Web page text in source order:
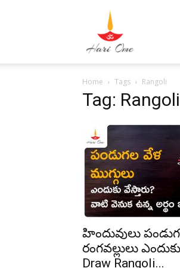
Home Tags Rangoli
Tag: Rangoli
హిందువులు
రంగవల్లులు
Draw Rangoli...